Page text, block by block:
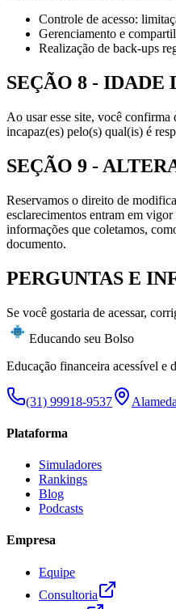
Controle de acesso:
Gerenciamento e
Realização de back-ups
SEÇÃO 8 - IDADE
Ao usar esse site, você confirma
incapaz(es) pelo(s) qual(is) é
SEÇÃO 9 -
Reservamos o direito de
esclarecimentos entram em
informações que coletamos,
documento.
PERGUNTAS E
Se você gostaria de acessar,
Educando seu Bolso
Educação financeira acessível e
(31) 99918-9537
Plataforma
Simuladores
Rankings
Blog
Podcasts
Empresa
Equipe
Consultoria